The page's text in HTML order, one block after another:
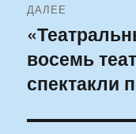
ДАЛЕЕ
Следующая
запись:
восемь
спектакли